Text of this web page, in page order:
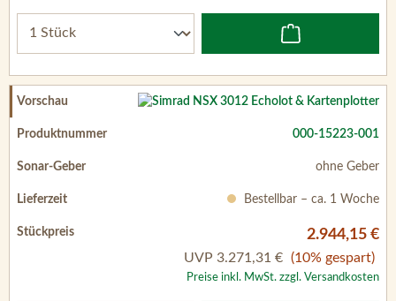
000-15223-001
ohne Geber
Bestellbar – ca. 1 Woche
2.944,15 €
UVP 3.271,31 € (10% gespart)
Preise inkl. MwSt. zzgl. Versandkosten